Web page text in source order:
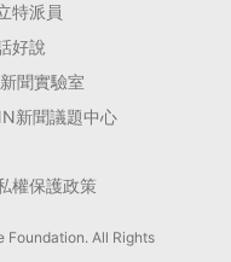
特派員
好說
聞實驗室
新聞議題中心
權保護政策
All Rights